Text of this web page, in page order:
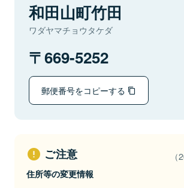
和田山町竹田
ワダヤマチョウタケダ
669-5252
郵便番号をコピーする
ご注意
住所等の変更情報